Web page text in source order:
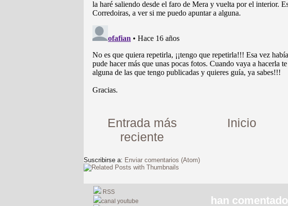
Entrada más
reciente
Inicio
Suscribirse a: Enviar comentarios (Atom)
RSS
canal youtube
han comentado